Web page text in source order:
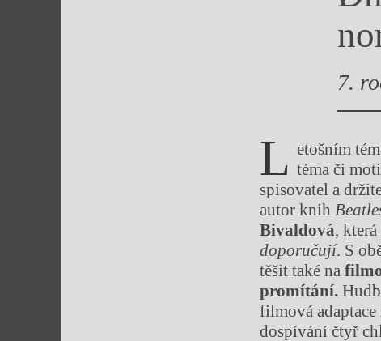
7.
L etošním
téma či
spisovatel a
autor knih
Bivaldová, která
doporučují. S
těšit také na
promítání.
filmová
dospívání čtyř